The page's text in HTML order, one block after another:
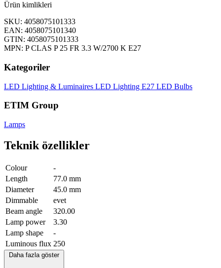
Ürün kimlikleri
SKU: 4058075101333
EAN: 4058075101340
GTIN: 4058075101333
MPN: P CLAS P 25 FR 3.3 W/2700 K E27
Kategoriler
LED Lighting & Luminaires LED Lighting E27 LED Bulbs
ETIM Group
Lamps
Teknik özellikler
Colour
-
Length
77.0 mm
Diameter
45.0 mm
Dimmable
evet
Beam angle
320.00
Lamp power
3.30
Lamp shape
-
Luminous flux 250
Daha fazla göster